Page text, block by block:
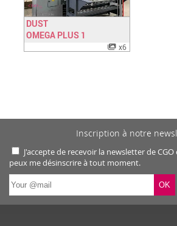
Have a look
DUST
OMEGA PLUS 1
x6
Inscription à notre
J'accepte de recevoir la newsletter de
peux me désinscrire à tout moment.